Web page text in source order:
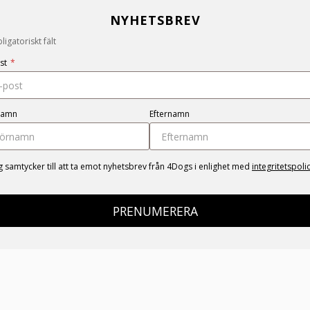
NYHETSBREV
fält
*
Efternamn
samtycker till att ta emot nyhetsbrev från 4Dogs i enlighet med
PRENUMERERA